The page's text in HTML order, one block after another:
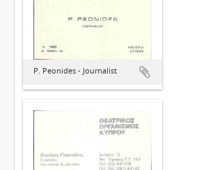
P. Peonides - Journalist